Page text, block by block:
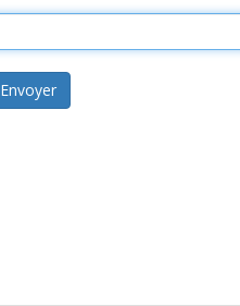
Envoyer